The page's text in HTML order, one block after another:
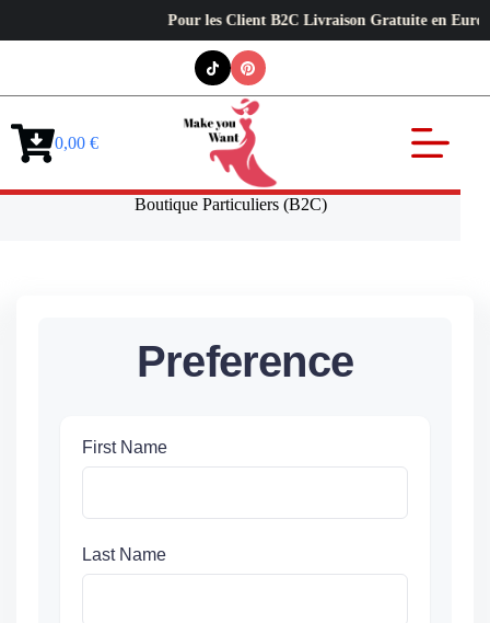
Pour les Client B2C Livraison Gratuite en
Panier0,00 €
Boutique Particuliers (B2C)
Preference
First Name
Last Name